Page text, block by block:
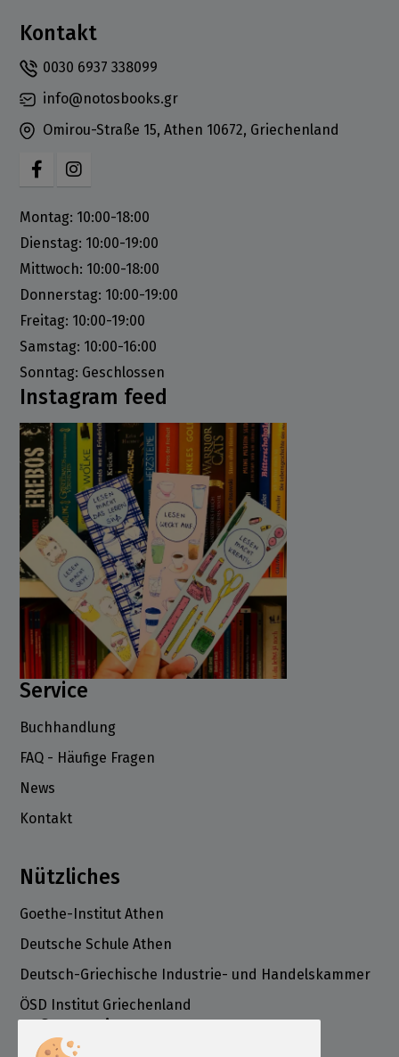
Kontakt
0030 6937 338099
info@notosbooks.gr
Omirou-Straße 15, Athen 10672, Griechenland
Montag: 10:00-18:00
Dienstag: 10:00-19:00
Mittwoch: 10:00-18:00
Donnerstag: 10:00-19:00
Freitag: 10:00-19:00
Samstag: 10:00-16:00
Sonntag: Geschlossen
Instagram feed
Service
Buchhandlung
FAQ - Häufige Fragen
News
Kontakt
Nützliches
Goethe-Institut Athen
Deutsche Schule Athen
Deutsch-Griechische Industrie- und Handelskammer
ÖSD Institut Griechenland
Informationen